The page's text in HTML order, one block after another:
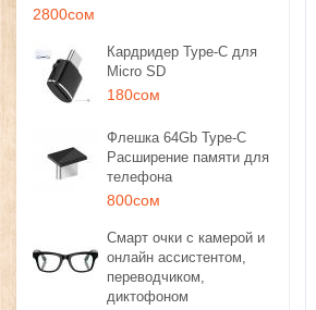
2800сом
Кардридер Type-C для
Micro SD
180сом
Флешка 64Gb Type-C
Расширение памяти для
телефона
800сом
Смарт очки с камерой и
онлайн ассистентом,
переводчиком,
диктофоном